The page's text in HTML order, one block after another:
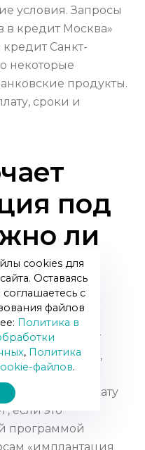
условия. Запросы
в кредит Москва»
Санкт-
некоторые
продукты.
сроки и
под
ли
включает
абатмент,
оплату
если это
программой
«имплантация
cookies для
Оставаясь
с
файлов
Политика в
, Политика
файлов.